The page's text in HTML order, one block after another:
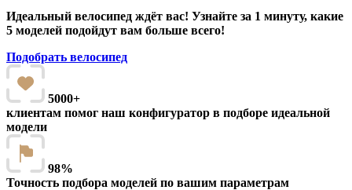
Идеальный велосипед ждёт вас! Узнайте за 1 минуту, какие
5 моделей подойдут вам больше всего!
Подобрать велосипед
5000+
клиентам помог наш конфигуратор в подборе идеальной
модели
98%
Точность подбора моделей по вашим параметрам